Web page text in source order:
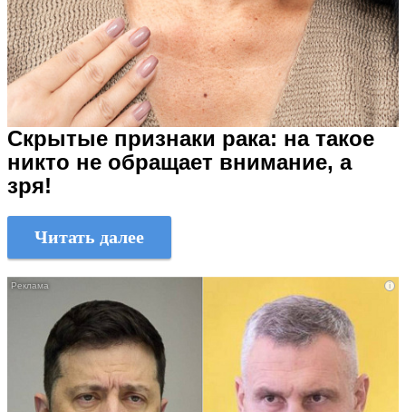
Скрытые признаки рака: на такое
никто не обращает внимание, а
зря!
Читать далее
i